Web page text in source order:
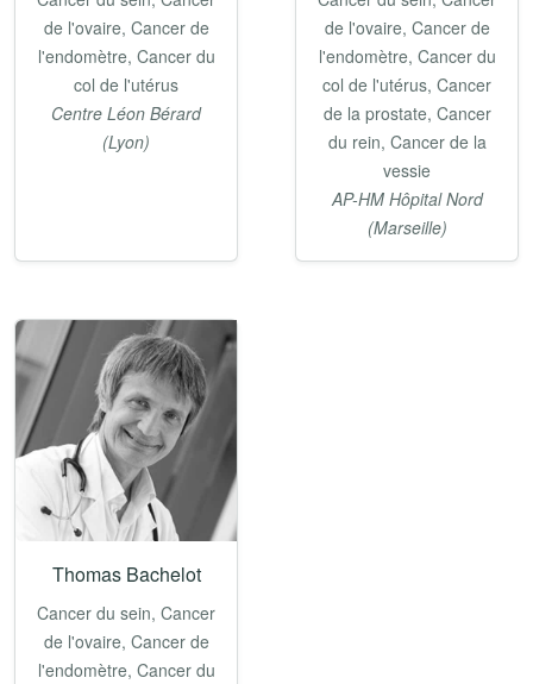
de l'ovaire, Cancer de
l'endomètre, Cancer du
col de l'utérus
Centre Léon Bérard
(Lyon)
de l'ovaire, Cancer de
l'endomètre, Cancer du
col de l'utérus, Cancer
de la prostate, Cancer
du rein, Cancer de la
vessie
AP-HM Hôpital Nord
(Marseille)
Thomas Bachelot
Cancer du sein, Cancer
de l'ovaire, Cancer de
l'endomètre, Cancer du